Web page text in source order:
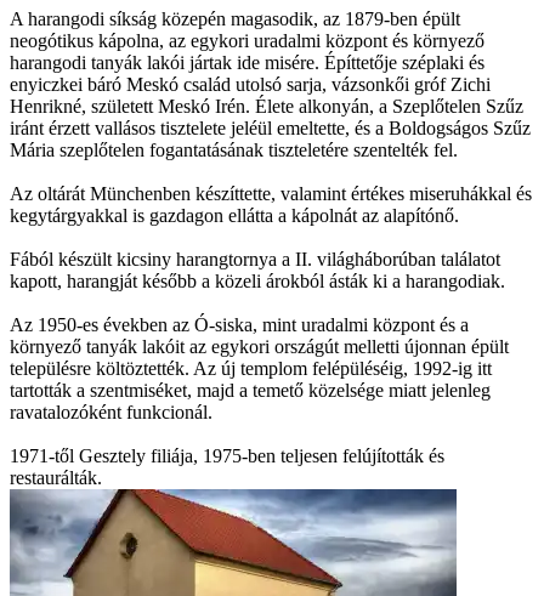
A harangodi síkság közepén magasodik, az 1879-ben épült
neogótikus kápolna, az egykori uradalmi központ és környező
harangodi tanyák lakói jártak ide misére. Építtetője széplaki és
enyiczkei báró Meskó család utolsó sarja, vázsonkői gróf Zichi
Henrikné, született Meskó Irén. Élete alkonyán, a Szeplőtelen Szűz
iránt érzett vallásos tisztelete jeléül emeltette, és a Boldogságos Szűz
Mária szeplőtelen fogantatásának tiszteletére szentelték fel.
Az oltárát Münchenben készíttette, valamint értékes miseruhákkal és
kegytárgyakkal is gazdagon ellátta a kápolnát az alapítónő.
Fából készült kicsiny harangtornya a II. világháborúban találatot
kapott, harangját később a közeli árokból ásták ki a harangodiak.
Az 1950-es években az Ó-siska, mint uradalmi központ és a
környező tanyák lakóit az egykori országút melletti újonnan épült
településre költöztették. Az új templom felépüléséig, 1992-ig itt
tartották a szentmiséket, majd a temető közelsége miatt jelenleg
ravatalozóként funkcionál.
1971-től Gesztely filiája, 1975-ben teljesen felújították és
restaurálták.